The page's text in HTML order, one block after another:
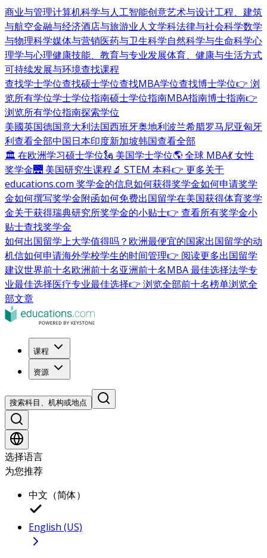
商业与管理计算机科学与人工智能创意艺术与设计工程、建筑
与航空金融与经济酒店与旅游业人文学科法律与社会科学数学
与物理科学媒体与营销医药与卫生科学自然科学与生命科学心
理学与心理健康技能、教育与专业发展体育、健康与生活方式
可持续发展与环境查找课程
查找学士学位查找硕士学位查找MBA学位查找博士学位👉 浏
览所有学位学士学位指南硕士学位指南MBA指南博士指南👉
浏览所有学位指南探索学位
美國英国德国意大利法国西班牙奥地利波兰希腊罗马尼亚匈牙
利查看全部中国日本印度新加坡韩国查看全部
🏛 在欧洲学习硕士学位🗽 美国学士学位🌎 全球 MBA💃 女性
奖学金🌉 美国研究生课程🔬 STEM 本科👉 更多关于
educations.com 奖学金的信息如何获得奖学金如何申请奖学
金如何撰写奖学金附函如何免费出国留学在美国获得体育奖学
金关于获得瑞典研究所奖学金的小贴士👉 查看所有奖学金小
贴士查找奖学金
如何出国留学上大学值得吗？ 欧洲最便宜的国家出国留学的动
机信如何申请海外学校学生的时间管理👉 阅读更多出国留学
建议世界前十名欧洲前十名亚洲前十名MBA 最佳选择法学专
业最佳选择医疗专业最佳选择👉 浏览全部前十名榜单浏览全
部文章
课程
资源
搜索科目、机构或地点
选择语言
为您推荐
中文（简体）
English (US)